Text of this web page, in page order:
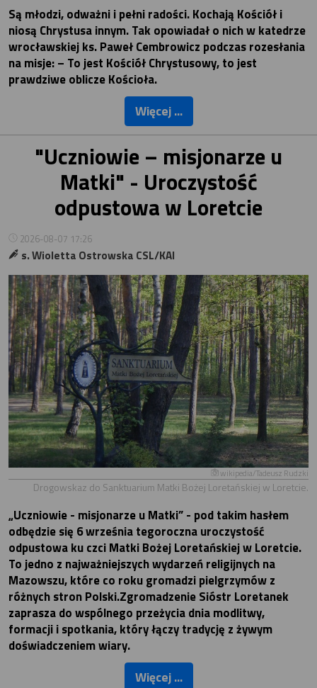
Są młodzi, odważni i pełni radości. Kochają Kościół i
niosą Chrystusa innym. Tak opowiadał o nich w katedrze
wrocławskiej ks. Paweł Cembrowicz podczas rozesłania
na misje: – To jest Kościół Chrystusowy, to jest
prawdziwe oblicze Kościoła.
Więcej ...
"Uczniowie – misjonarze u
Matki" - Uroczystość
odpustowa w Loretcie
2026-08-07 17:26
s. Wioletta Ostrowska CSL/KAI
wikipedia/Tadeusz Rudzki
Drogowskaz do Sanktuarium Matki Bożej Loretańskiej w Loretcie.
„Uczniowie - misjonarze u Matki” - pod takim hasłem
odbędzie się 6 września tegoroczna uroczystość
odpustowa ku czci Matki Bożej Loretańskiej w Loretcie.
To jedno z najważniejszych wydarzeń religijnych na
Mazowszu, które co roku gromadzi pielgrzymów z
różnych stron Polski.Zgromadzenie Sióstr Loretanek
zaprasza do wspólnego przeżycia dnia modlitwy,
formacji i spotkania, który łączy tradycję z żywym
doświadczeniem wiary.
Więcej ...